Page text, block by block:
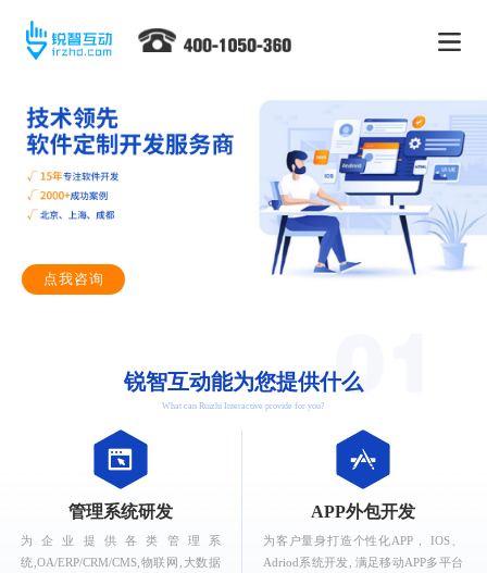
点我咨询
锐智互动能为您提供什么
What can Ruizhi Interactive provide for you?
管理系统研发
为企业提供各类管理系
统,OA/ERP/CRM/CMS,物联网,大数据
APP外包开发
为客户量身打造个性化APP， IOS、
Adriod系统开发, 满足移动APP多平台